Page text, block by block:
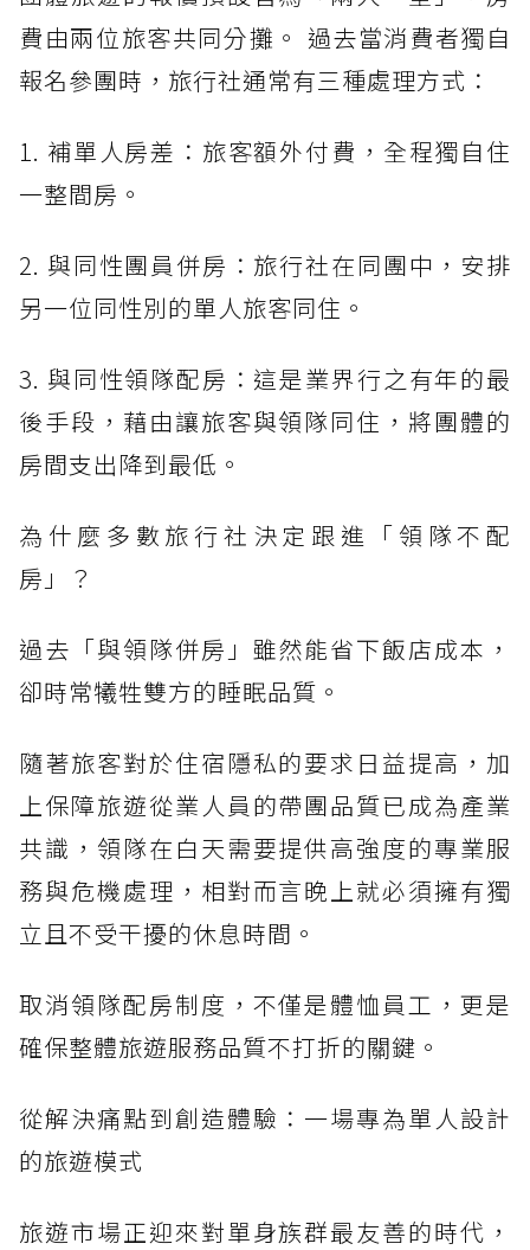
費由兩位旅客共同分攤。 過去當消費者獨自
報名參團時，旅行社通常有三種處理方式：
1. 補單人房差：旅客額外付費，全程獨自住
一整間房。
2. 與同性團員併房：旅行社在同團中，安排
另一位同性別的單人旅客同住。
3. 與同性領隊配房：這是業界行之有年的最
後手段，藉由讓旅客與領隊同住，將團體的
房間支出降到最低。
為什麼多數旅行社決定跟進「領隊不配
房」？
過去「與領隊併房」雖然能省下飯店成本，
卻時常犧牲雙方的睡眠品質。
隨著旅客對於住宿隱私的要求日益提高，加
上保障旅遊從業人員的帶團品質已成為產業
共識，領隊在白天需要提供高強度的專業服
務與危機處理，相對而言晚上就必須擁有獨
立且不受干擾的休息時間。
取消領隊配房制度，不僅是體恤員工，更是
確保整體旅遊服務品質不打折的關鍵。
從解決痛點到創造體驗：一場專為單人設計
的旅遊模式
旅遊市場正迎來對單身族群最友善的時代，